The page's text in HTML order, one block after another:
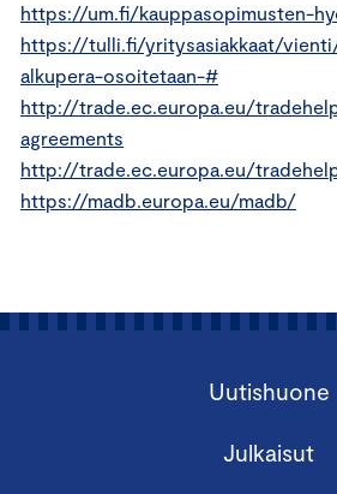
https://um.fi/kauppasopimusten-
https://tulli.fi/yritysasiakkaat/
alkupera-osoitetaan-#
http://trade.ec.europa.eu/
agreements
http://trade.ec.europa.eu/
https://madb.europa.eu/madb/
Uutishuone
Julkaisut